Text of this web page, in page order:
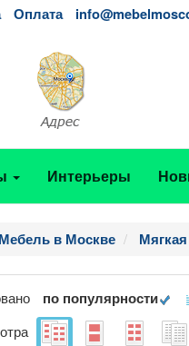
Оплата
Интерьеры
Мебель в Москве
по популярности